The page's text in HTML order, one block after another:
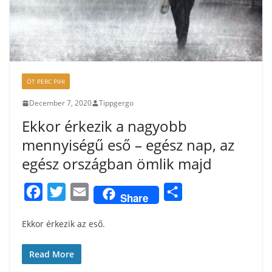
ÖT PERC PIHI
December 7, 2020 Tippgergo
Ekkor érkezik a nagyobb
mennyiségű eső – egész nap, az
egész országban ömlik majd
c
e
b
i
t
t
E
a
Share
Ekkor érkezik az eső.
Read More